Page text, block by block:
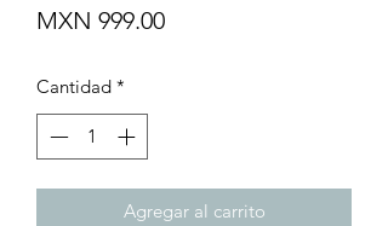
MXN 999.00Precio
Cantidad *
Agregar al carrito